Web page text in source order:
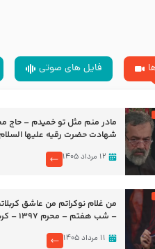
فایل های صوتی
مادر منم مثل تو خمیدم – حاج
۱۲ مرداد ۱۴۰۵
من غلام نوکراتم من عاشق
– شب هفتم –
۱۱ مرداد ۱۴۰۵